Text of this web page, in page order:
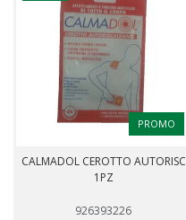
PROMO
CALMADOL CEROTTO AUTORISC
1PZ
926393226